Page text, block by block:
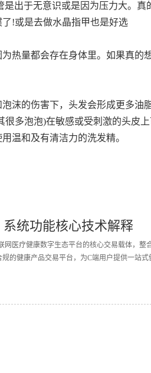
出于无意识或是因为压力大。真
!或是去做水晶指甲也是好选
热量都会存在身体里。如果真的
沫的伤害下，头发会形成更多油
多泡泡)在敏感或受刺激的头皮
温和及有清洁力的洗发精。
统功能核心技术解释
网医疗健康数字生态平台的核心交易载体，整
的健康产品交易平台，为C端用户提供一站式